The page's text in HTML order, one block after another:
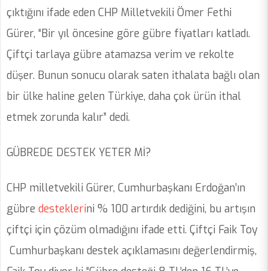
çıktığını ifade eden CHP Milletvekili Ömer Fethi
Gürer, “Bir yıl öncesine göre gübre fiyatları katladı.
Çiftçi tarlaya gübre atamazsa verim ve rekolte
düşer. Bunun sonucu olarak saten ithalata bağlı olan
bir ülke haline gelen Türkiye, daha çok ürün ithal
etmek zorunda kalır” dedi.
GÜBREDE DESTEK YETER Mİ?
CHP milletvekili Gürer, Cumhurbaşkanı Erdoğan’ın
gübre desteklerini % 100 artırdık dediğini, bu artışın
çiftçi için çözüm olmadığını ifade etti. Çiftçi Faik Toy
Cumhurbaşkanı destek açıklamasını değerlendirmiş,